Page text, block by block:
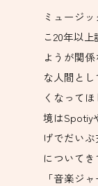
ミュージ
こ20年以
ようが関
な人間と
くなって
境はSpotiy
げでだい
について
「音楽ジ